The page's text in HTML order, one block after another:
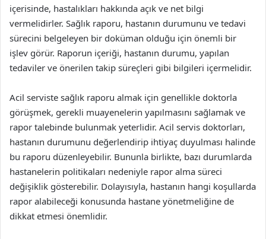
içerisinde, hastalıkları hakkında açık ve net bilgi
vermelidirler. Sağlık raporu, hastanın durumunu ve tedavi
sürecini belgeleyen bir doküman olduğu için önemli bir
işlev görür. Raporun içeriği, hastanın durumu, yapılan
tedaviler ve önerilen takip süreçleri gibi bilgileri içermelidir.
Acil serviste sağlık raporu almak için genellikle doktorla
görüşmek, gerekli muayenelerin yapılmasını sağlamak ve
rapor talebinde bulunmak yeterlidir. Acil servis doktorları,
hastanın durumunu değerlendirip ihtiyaç duyulması halinde
bu raporu düzenleyebilir. Bununla birlikte, bazı durumlarda
hastanelerin politikaları nedeniyle rapor alma süreci
değişiklik gösterebilir. Dolayısıyla, hastanın hangi koşullarda
rapor alabileceği konusunda hastane yönetmeliğine de
dikkat etmesi önemlidir.